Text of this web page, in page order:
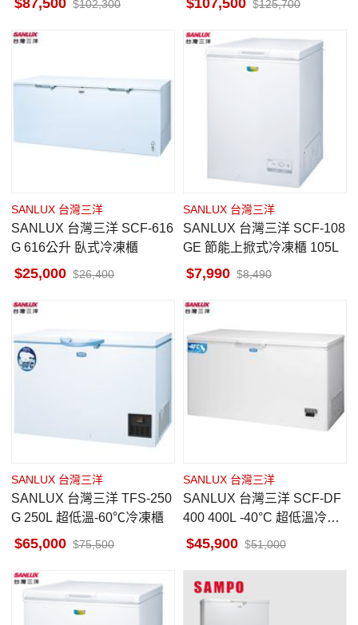
87,500 102,300 107,500 125,700
SANLUX 台灣三洋
SANLUX 台灣三洋 SCF-616
G 616公升 臥式冷凍櫃
25,000 26,400
SANLUX 台灣三洋
SANLUX 台灣三洋 SCF-108
GE 節能上掀式冷凍櫃 105L
7,990 8,490
SANLUX 台灣三洋
SANLUX 台灣三洋 TFS-250
G 250L 超低溫-60℃冷凍櫃
65,000 75,500
SANLUX 台灣三洋
SANLUX 台灣三洋 SCF-DF
400 400L -40°C 超低溫冷凍
櫃45,900 51,000